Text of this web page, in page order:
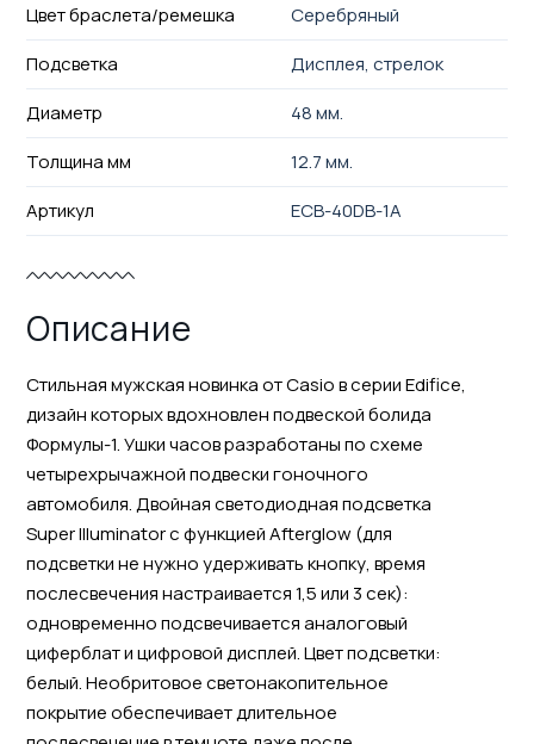
Цвет браслета/ремешка
Серебряный
Подсветка
Дисплея, стрелок
Диаметр
48 мм.
Толщина мм
12.7 мм.
Артикул
ECB-40DB-1A
Описание
Стильная мужская новинка от Casio в серии Edifice,
дизайн которых вдохновлен подвеской болида
Формулы-1. Ушки часов разработаны по схеме
четырехрычажной подвески гоночного
автомобиля. Двойная светодиодная подсветка
Super Illuminator с функцией Afterglow (для
подсветки не нужно удерживать кнопку, время
послесвечения настраивается 1,5 или 3 сек):
одновременно подсвечивается аналоговый
циферблат и цифровой дисплей. Цвет подсветки:
белый. Необритовое светонакопительное
покрытие обеспечивает длительное